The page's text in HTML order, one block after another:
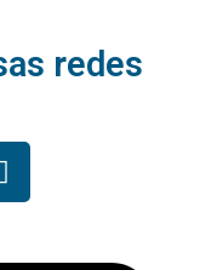
redes